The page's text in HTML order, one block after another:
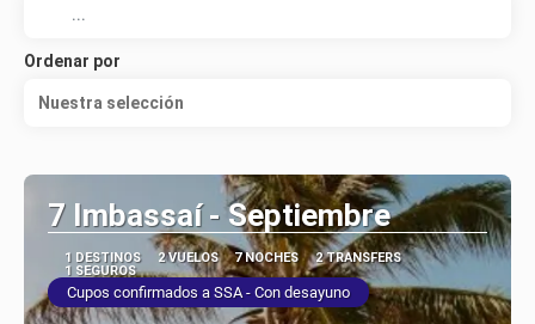
Ordenar por
Nuestra selección
7 Imbassaí - Septiembre
1 DESTINOS 2 VUELOS 7 NOCHES
2 TRANSFERS
1 SEGUROS
Cupos confirmados a SSA - Con desayuno